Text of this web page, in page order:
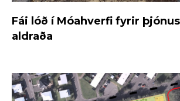
Fái lóð í Móahverfi fyrir
aldraða